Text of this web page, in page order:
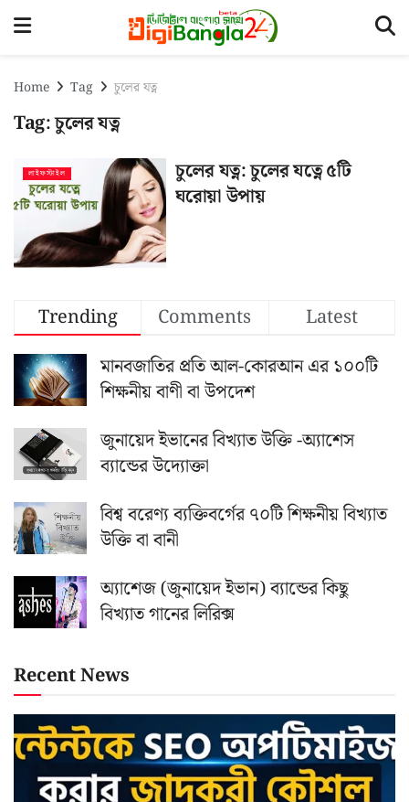
Home Tag চুলের যত্ন
Tag:চুলের যত্ন
লাইফস্টাইল
চুলের যত্ন: চুলের যত্নে ৫টি
ঘরোয়া উপায়
Trending Comments
Latest
মানবজাতির প্রতি আল-কোরআন এর ১০০টি
শিক্ষনীয় বাণী বা উপদেশ
জুনায়েদ ইভানের বিখ্যাত উক্তি -অ্যাশেস
ব্যান্ডের উদ্যোক্তা
বিশ্ব বরেণ্য ব্যক্তিবর্গের ৭০টি শিক্ষনীয় বিখ্যাত
উক্তি বা বানী
অ্যাশেজ (জুনায়েদ ইভান) ব্যান্ডের কিছু
বিখ্যাত গানের লিরিক্স
Recent News